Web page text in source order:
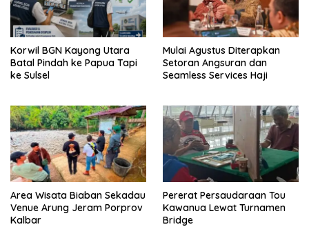
Korwil BGN Kayong Utara
Batal Pindah ke Papua Tapi
ke Sulsel
Mulai Agustus Diterapkan
Setoran Angsuran dan
Seamless Services Haji
Area Wisata Biaban Sekadau
Venue Arung Jeram Porprov
Kalbar
Pererat Persaudaraan Tou
Kawanua Lewat Turnamen
Bridge